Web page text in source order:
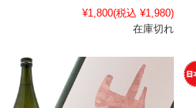
¥1,800(税込 ¥1,980)
在庫切れ